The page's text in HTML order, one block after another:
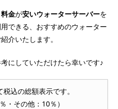
料金が安いウォーターサーバーを
できる、おすすめのウォーター
介いたします。
にしていただけたら幸いです♪
込の総額表示です。
・その他：10％）